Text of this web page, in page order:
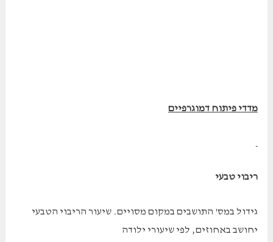
מדדי פיתוח דמוגרפיים
ריבוי טבעי
גידול במס' התושבים במקום מסויים. שיעור הריבוי הטבעי
יחושב באחוזים, לפי שיעורי ילודה